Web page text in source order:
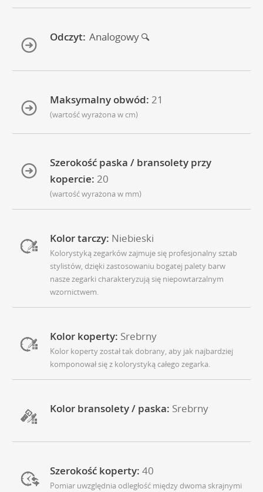
Odczyt: Analogowy
Maksymalny obwód: 21
(wartość wyrażona w cm)
Szerokość paska / bransolety przy
kopercie: 20
(wartość wyrażona w mm)
Kolor tarczy: Niebieski
Kolorystyką zegarków zajmuje się profesjonalny sztab
stylistów, dzięki zastosowaniu bogatej palety barw
nasze zegarki charakteryzują się niepowtarzalnym
wzornictwem.
Kolor koperty: Srebrny
Kolor koperty został tak dobrany, aby jak najbardziej
komponował się z kolorystyką całego zegarka.
Kolor bransolety / paska: Srebrny
Szerokość koperty: 40
Pomiar uwzględnia odległość między dwoma skrajnymi